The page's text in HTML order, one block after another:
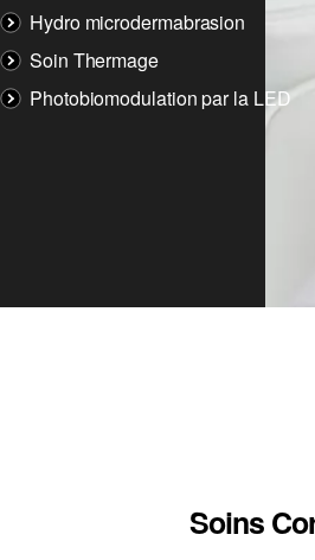
Hydro microdermabrasion
Soin Thermage
Photobiomodulation par la LED
Soins